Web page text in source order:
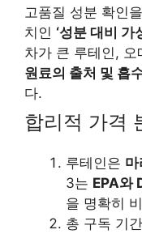
고품질 성분 확인
치인 ‘성분 대비 가
차가 큰 루테인,
원료의 출처 및 흡
다.
합리적 가격
루테인은
3는 EPA와
을 명확히
총 구독 기